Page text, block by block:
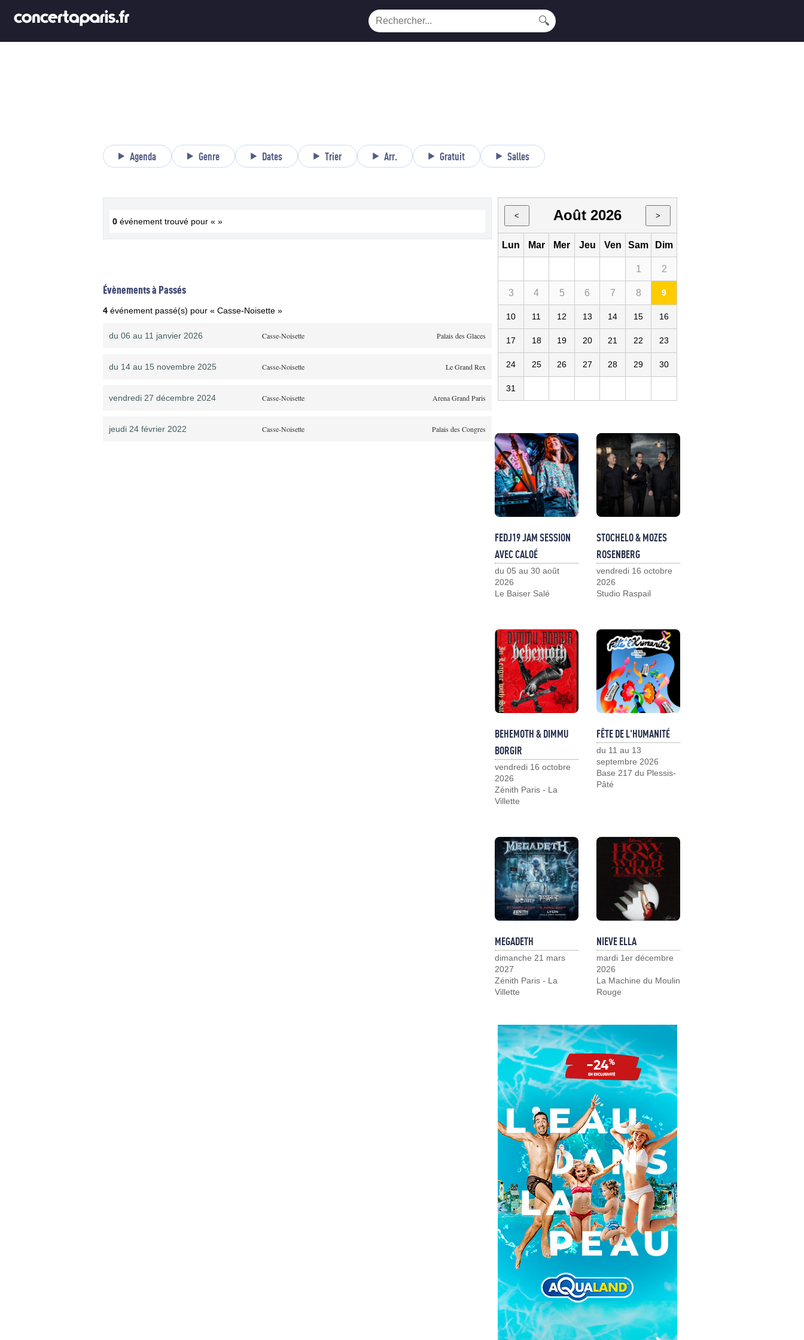
🔍
Agenda Genre Dates Trier Arr. Gratuit Salles
0 événement trouvé pour « »
Évènements à Passés
4 événement passé(s) pour « Casse-Noisette »
du 06 au 11 janvier 2026 Casse-Noisette Palais des Glaces
du 14 au 15 novembre 2025 Casse-Noisette Le Grand Rex
vendredi 27 décembre 2024 Casse-Noisette Arena Grand Paris
jeudi 24 février 2022 Casse-Noisette Palais des Congres
< Août 2026 >
Lun Mar Mer Jeu Ven Sam Dim
1 2
3 4 5 6 7 8 9
10 11 12 13 14 15 16
17 18 19 20 21 22 23
24 25 26 27 28 29 30
31
FEDJ19 JAM SESSION
AVEC CALOÉ
du 05 au 30 août
2026
Le Baiser Salé
STOCHELO & MOZES
ROSENBERG
vendredi 16 octobre
2026
Studio Raspail
BEHEMOTH & DIMMU
BORGIR
vendredi 16 octobre
2026
Zénith Paris - La
Villette
FÊTE DE L'HUMANITÉ
du 11 au 13
septembre 2026
Base 217 du Plessis-
Pâté
MEGADETH
dimanche 21 mars
2027
Zénith Paris - La
Villette
NIEVE ELLA
mardi 1er décembre
2026
La Machine du Moulin
Rouge